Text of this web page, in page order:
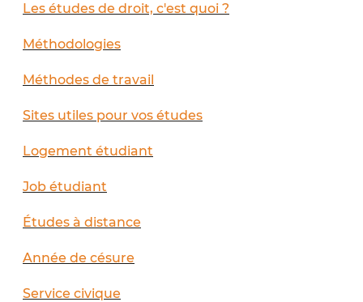
Les études de droit, c'est quoi ?
Méthodologies
Méthodes de travail
Sites utiles pour vos études
Logement étudiant
Job étudiant
Études à distance
Année de césure
Service civique